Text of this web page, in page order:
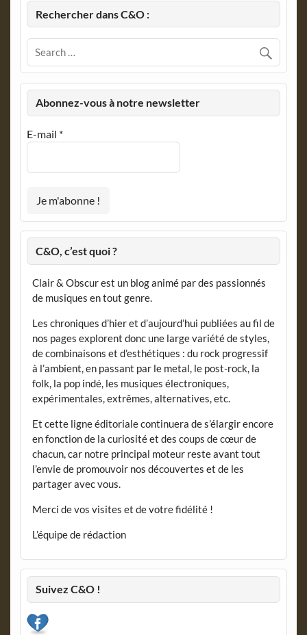
Rechercher dans C&O :
Abonnez-vous à notre newsletter
E-mail *
C&O, c’est quoi ?
Clair & Obscur est un blog animé par des passionnés
de musiques en tout genre.
Les chroniques d’hier et d’aujourd’hui publiées au fil de
nos pages explorent donc une large variété de styles,
de combinaisons et d’esthétiques : du rock progressif
à l’ambient, en passant par le metal, le post-rock, la
folk, la pop indé, les musiques électroniques,
expérimentales, extrêmes, alternatives, etc.
Et cette ligne éditoriale continuera de s’élargir encore
en fonction de la curiosité et des coups de cœur de
chacun, car notre principal moteur reste avant tout
l’envie de promouvoir nos découvertes et de les
partager avec vous.
Merci de vos visites et de votre fidélité !
L’équipe de rédaction
Suivez C&O !